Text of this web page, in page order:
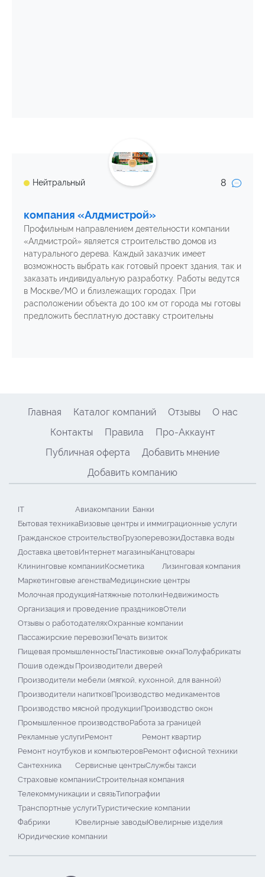
Нейтральный 8
компания «Алдмистрой»
Профильным направлением деятельности компании
«Алдмистрой» является строительство домов из
натурального дерева. Каждый заказчик имеет
возможность выбрать как готовый проект здания, так и
заказать индивидуальную разработку. Работы ведутся
в Москве/МО и близлежащих городах. При
расположении объекта до 100 км от города мы готовы
предложить бесплатную доставку строительны
Главная Каталог компаний Отзывы
О нас
Контакты
Правила
Про-Аккаунт
Публичная оферта
Добавить мнение
Добавить компанию
IT Авиакомпании Банки
Бытовая техникаВизовые центры и иммиграционные услуги
Гражданское строительствоГрузоперевозкиДоставка воды
Доставка цветовИнтернет магазиныКанцтовары
Клининговые компанииКосметика
Лизинговая компания
Маркетинговые агенстваМедицинские центры
Молочная продукцияНатяжные потолкиНедвижимость
Организация и проведение праздниковОтели
Отзывы о работодателяхОхранные компании
Пассажирские перевозкиПечать визиток
Пищевая промышленностьПластиковые окнаПолуфабрикаты
Пошив одежды Производители дверей
Производители мебели (мягкой, кухонной, для ванной)
Производители напитковПроизводство медикаментов
Производство мясной продукцииПроизводство окон
Промышленное производствоРабота за границей
Рекламные услугиРемонт
Ремонт квартир
Ремонт ноутбуков и компьютеровРемонт офисной техники
Сантехника
Сервисные центрыСлужбы такси
Страховые компанииСтроительная компания
Телекоммуникации и связьТипографии
Транспортные услугиТуристические компании
Фабрики
Ювелирные заводыЮвелирные изделия
Юридические компании